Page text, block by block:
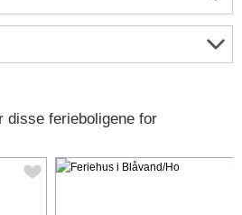
disse ferieboligene for